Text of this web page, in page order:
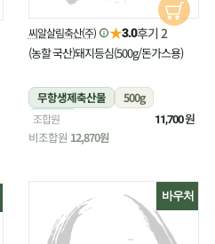
씨알살림축산(주) ★3.0후기 2
(농할 국산)돼지등심(500g/돈가스용)
무항생제축산물
500g
냉장
조합원 11,700원
비조합원 12,870원
바우처